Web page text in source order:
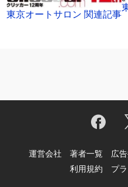
東京オートサロン 関連記事
運営会社 著者一覧 広
利用規約
プ